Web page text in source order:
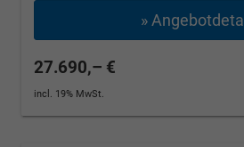
»
27.690,– €
incl. 19% MwSt.